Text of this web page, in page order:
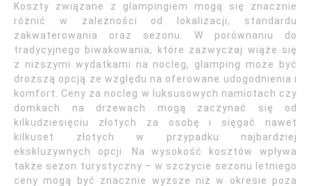
Koszty związane z glampingiem mogą się znacznie
różnić w zależności od lokalizacji, standardu
zakwaterowania oraz sezonu. W porównaniu do
tradycyjnego biwakowania, które zazwyczaj wiąże się
z niższymi wydatkami na nocleg, glamping może być
droższą opcją ze względu na oferowane udogodnienia i
komfort. Ceny za nocleg w luksusowych namiotach czy
domkach na drzewach mogą zaczynać się od
kilkudziesięciu złotych za osobę i sięgać nawet
kilkuset złotych w przypadku najbardziej
ekskluzywnych opcji. Na wysokość kosztów wpływa
także sezon turystyczny – w szczycie sezonu letniego
ceny mogą być znacznie wyższe niż w okresie poza